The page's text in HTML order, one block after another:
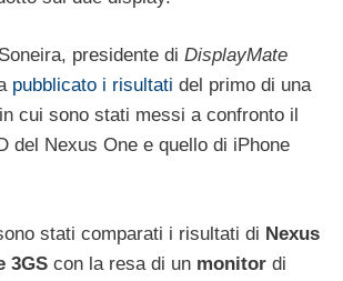
presidente di DisplayMate
pubblicato i risultati del primo di una
cui sono stati messi a confronto il
del Nexus One e quello di iPhone
stati comparati i risultati di Nexus
3GS con la resa di un monitor di